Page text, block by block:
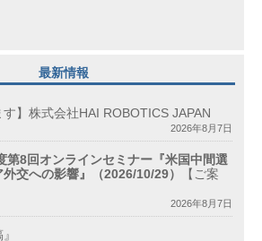
最新情報
す】株式会社HAI ROBOTICS JAPAN
2026年8月7日
第8回オンラインセミナー『米国中間選
交への影響』（2026/10/29）
【ご案
2026年8月7日